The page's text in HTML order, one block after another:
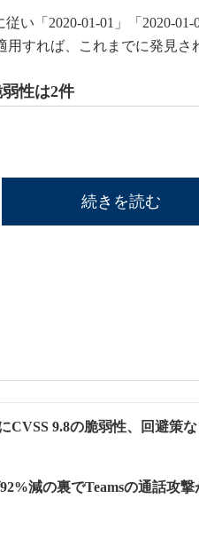
い「2020-01-01」「2020-01-
用すれば、これまでに発見さ
性は2件
続きを読む